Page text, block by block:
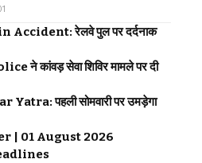
रेलवे पुल पर दर्दनाक
ने कांवड़ सेवा शिविर मामले पर दी
पहली सोमवारी पर उमड़ेगा
| 01 August 2026